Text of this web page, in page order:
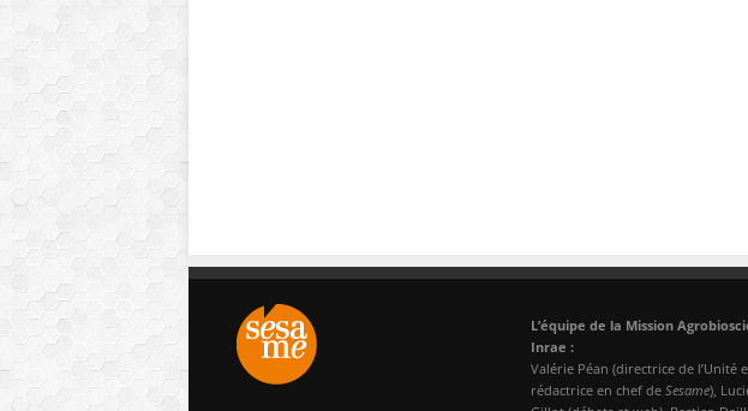
L’équipe de la Mission
Inrae :
Valérie Péan (directrice de l’Unité
rédactrice en chef de Sesame),